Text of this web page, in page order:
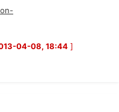
04-08, 18:44 ]